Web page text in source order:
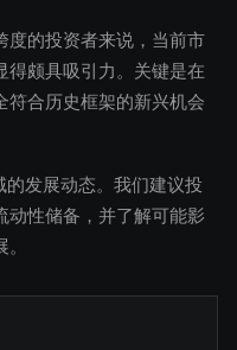
度的投资者来说，当前市
得颇具吸引力。关键是在
符合历史框架的新兴机会
发展动态。我们建议投
动性储备，并了解可能影